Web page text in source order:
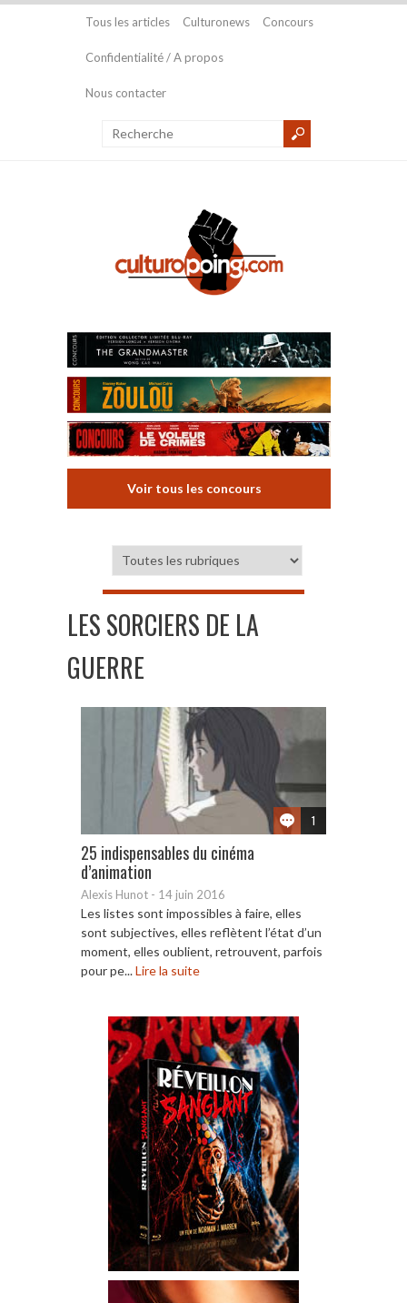
Tous les articles Culturonews Concours
Confidentialité / A propos
Nous contacter
Voir tous les concours
LES SORCIERS DE LA
GUERRE
1
25 indispensables du cinéma
d’animation
Alexis Hunot - 14 juin 2016
Les listes sont impossibles à faire, elles
sont subjectives, elles reflètent l’état d’un
moment, elles oublient, retrouvent, parfois
pour pe...Lire la suite